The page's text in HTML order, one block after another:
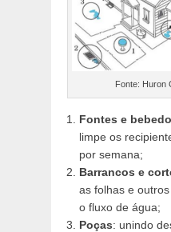
Fonte: Huron
Fontes e
limpe os
por semana;
Barrancos e
as folhas e
o fluxo de água;
Poças: unindo